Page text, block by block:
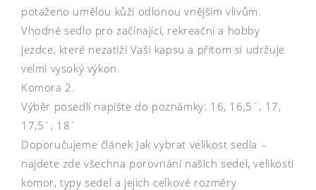
potaženo umělou kůží odlonou vnějším vlivům.
Vhodné sedlo pro začínající, rekreační a hobby
jezdce, které nezatíží Vaši kapsu a přitom si udržuje
velmi vysoký výkon.
Komora 2.
Výběr posedlí napište do poznámky: 16, 16,5´, 17,
17,5´, 18´
Doporučujeme článek Jak vybrat velikost sedla –
najdete zde všechna porovnání našich sedel, velikosti
komor, typy sedel a jejich celkové rozměry